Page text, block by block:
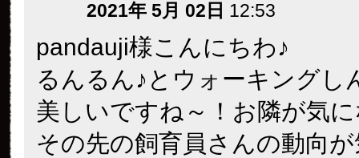
2021年 5月 02日 12:53
pandauji様こんにちわ♪
るんるん♪とウォーキングし
美しいですね～！お隣が気
その先の飼育員さんの動向